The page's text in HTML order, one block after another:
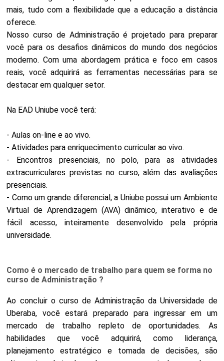
mais, tudo com a flexibilidade que a educação a distância
oferece.
Nosso curso de Administração é projetado para preparar
você para os desafios dinâmicos do mundo dos negócios
moderno. Com uma abordagem prática e foco em casos
reais, você adquirirá as ferramentas necessárias para se
destacar em qualquer setor.
Na EAD Uniube você terá:
- Aulas on-line e ao vivo.
- Atividades para enriquecimento curricular ao vivo.
- Encontros presenciais, no polo, para as atividades
extracurriculares previstas no curso, além das avaliações
presenciais.
- Como um grande diferencial, a Uniube possui um Ambiente
Virtual de Aprendizagem (AVA) dinâmico, interativo e de
fácil acesso, inteiramente desenvolvido pela própria
universidade.
Como é o mercado de trabalho para quem se forma no
curso de Administração ?
Ao concluir o curso de Administração da Universidade de
Uberaba, você estará preparado para ingressar em um
mercado de trabalho repleto de oportunidades. As
habilidades que você adquirirá, como liderança,
planejamento estratégico e tomada de decisões, são